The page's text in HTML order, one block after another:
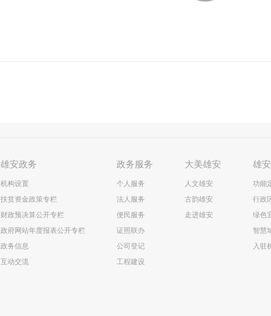
雄安政务
机构设置
扶贫资金政策专栏
财政预决算公开专栏
政府网站年度报表公开专栏
政务信息
互动交流
政务服务
个人服务
法人服务
便民服务
证照联办
公司登记
工程建设
大美雄安
人文雄安
古韵雄安
走进雄安
雄
功能
行政
绿色
智慧
入驻